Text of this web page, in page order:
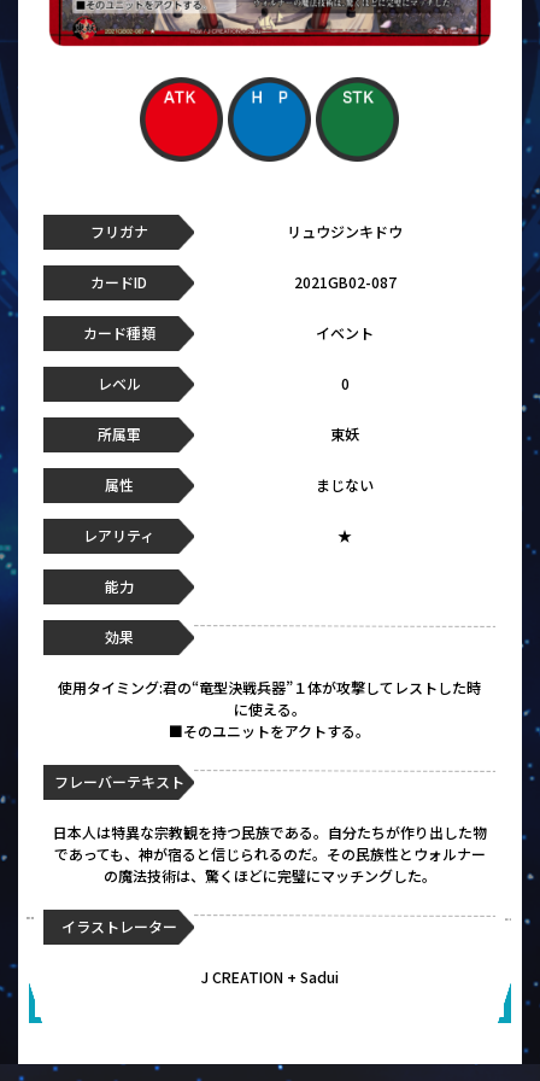
フリガナ リュウジンキドウ
カードID 2021GB02-087
カード種類 イベント
レベル 0
所属軍 東妖
属性 まじない
レアリティ ★
能力
効果
使用タイミング:君の“竜型決戦兵器”１体が攻撃してレストした時
に使える。
■そのユニットをアクトする。
フレーバーテキスト
日本人は特異な宗教観を持つ民族である。自分たちが作り出した物
であっても、神が宿ると信じられるのだ。その民族性とウォルナー
の魔法技術は、驚くほどに完璧にマッチングした。
イラストレーター
J CREATION + Sadui